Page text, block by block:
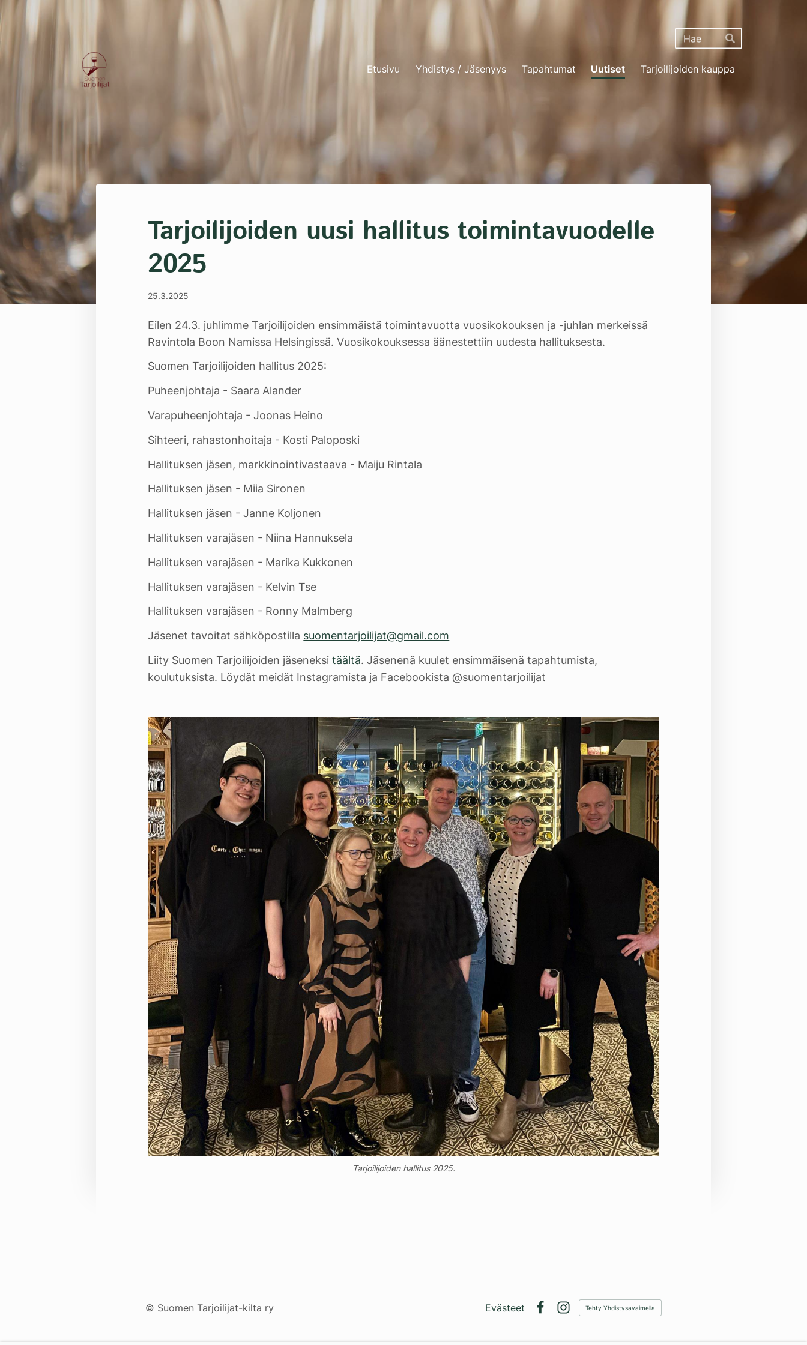
Siirry
sivun
Hae
Suomen Tarjoilijat-kilta ry
Etusivu Yhdistys / Jäsenyys Tapahtumat Uutiset Tarjoilijoiden kauppa
Tarjoilijoiden uusi hallitus toimintavuodelle
2025
25.3.2025
Eilen 24.3. juhlimme Tarjoilijoiden ensimmäistä toimintavuotta vuosikokouksen ja -juhlan merkeissä
Ravintola Boon Namissa Helsingissä. Vuosikokouksessa äänestettiin uudesta hallituksesta.
Suomen Tarjoilijoiden hallitus 2025:
Puheenjohtaja - Saara Alander
Varapuheenjohtaja - Joonas Heino
Sihteeri, rahastonhoitaja - Kosti Paloposki
Hallituksen jäsen, markkinointivastaava - Maiju Rintala
Hallituksen jäsen - Miia Sironen
Hallituksen jäsen - Janne Koljonen
Hallituksen varajäsen - Niina Hannuksela
Hallituksen varajäsen - Marika Kukkonen
Hallituksen varajäsen - Kelvin Tse
Hallituksen varajäsen - Ronny Malmberg
Jäsenet tavoitat sähköpostilla suomentarjoilijat@gmail.com
Liity Suomen Tarjoilijoiden jäseneksitäältä. Jäsenenä kuulet ensimmäisenä tapahtumista,
koulutuksista. Löydät meidät Instagramista ja Facebookista @suomentarjoilijat
Tarjoilijoiden hallitus 2025.
© Suomen Tarjoilijat-kilta ry
Evästeet
Instagram
Tehty Yhdistysavaimella